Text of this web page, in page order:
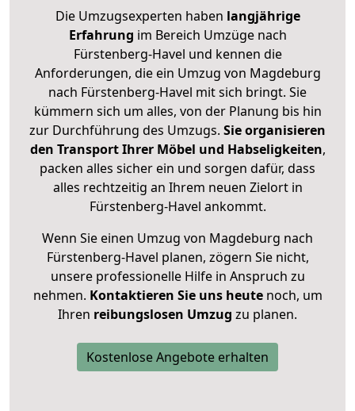
Die Umzugsexperten haben langjährige
Erfahrung im Bereich Umzüge nach
Fürstenberg-Havel und kennen die
Anforderungen, die ein Umzug von Magdeburg
nach Fürstenberg-Havel mit sich bringt. Sie
kümmern sich um alles, von der Planung bis hin
zur Durchführung des Umzugs. Sie organisieren
den Transport Ihrer Möbel und Habseligkeiten,
packen alles sicher ein und sorgen dafür, dass
alles rechtzeitig an Ihrem neuen Zielort in
Fürstenberg-Havel ankommt.
Wenn Sie einen Umzug von Magdeburg nach
Fürstenberg-Havel planen, zögern Sie nicht,
unsere professionelle Hilfe in Anspruch zu
nehmen. Kontaktieren Sie uns heutenoch, um
Ihren reibungslosen Umzug zu planen.
Kostenlose Angebote erhalten